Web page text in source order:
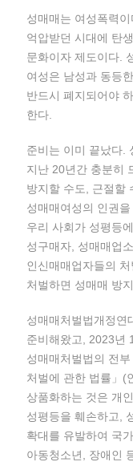
성매매는 여성폭력
억압받던 시대에 탄
문화이자 제도이다.
여성은 남성과 동등
반드시 폐지되어야
한다.
준비는 이미 끝났다.
지난 20년간 충분히
방지할 수도, 근절할
성매매여성의 인권
우리 사회가 성평등
성구매자, 성매매업
인신매매업자들의
처벌하면 성매매 방
성매매처벌법개정연
준비해왔고, 2023년
성매매처벌법의 전
처벌에 관한 법률」(
상품화하는 것은 개
성평등을 훼손하고,
확대를 유발하여 국
아동청소년, 장애인